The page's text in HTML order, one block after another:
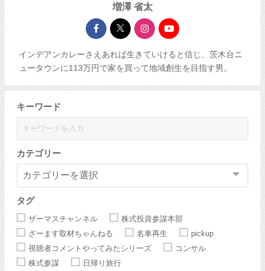
増澤 省太
インデアンカレーさえあれば生きていけると信じ、茨木台ニ
ュータウンに113万円で家を買って地域創生を目指す男。
キーワード
カテゴリー
タグ
ザーマスチャンネル
株式投資参謀本部
ざーます取材ちゃんねる
名車再生
pickup
視聴者コメントやってみたシリーズ
コンサル
株式参謀
日帰り旅行